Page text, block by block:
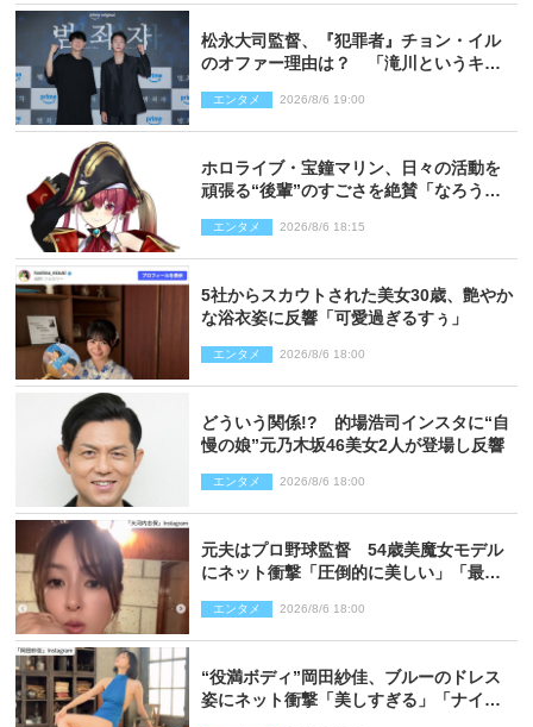
松永大司監督、『犯罪者』チョン・イル
のオファー理由は？ 「滝川というキャ
かった」
エンタメ 2026/8/6 19:00
ホロライブ・宝鐘マリン、日々の活動を
頑張る“後輩”のすごさを絶賛「なろう系
エンタメ 2026/8/6 18:15
5社からスカウトされた美女30歳、艶やか
な浴衣姿に反響「可愛過ぎるすぅ」
エンタメ 2026/8/6 18:00
どういう関係!? 的場浩司インスタに“自
慢の娘”元乃木坂46美女2人が登場し反響
エンタメ 2026/8/6 18:00
元夫はプロ野球監督 54歳美魔女モデル
にネット衝撃「圧倒的に美しい」「最強
エンタメ 2026/8/6 18:00
“役満ボディ”岡田紗佳、ブルーのドレス
姿にネット衝撃「美しすぎる」「ナイ